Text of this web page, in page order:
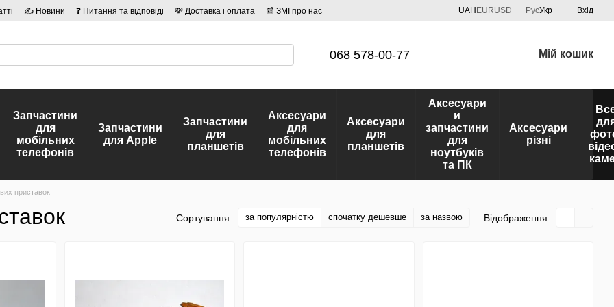
✍ Новини ❓ Питання та відповіді 💸 Доставка і оплата
📰 ЗМІ про нас
UAH EURUSD РусУкр Вхід
068 578-00-77 Мій кошик
Запчастини
для
мобільних
телефонів
Запчастини
для Apple
Запчастини
для
планшетів
Аксесуари
для
мобільних
телефонів
Аксесуари
для
планшетів
Аксесуари
и
запчастини
для
ноутбуків
та ПК
Аксесуари
різні
приставок
Сортування: за популярністю спочатку дешевше за назвою Відображення: